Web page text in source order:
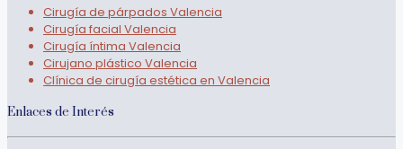
Cirugía de párpados Valencia
Cirugía facial Valencia
Cirugía íntima Valencia
Cirujano plástico Valencia
Clínica de cirugía estética en Valencia
Enlaces de Interés